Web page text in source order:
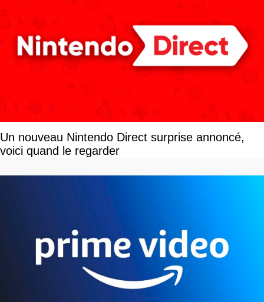
Un nouveau Nintendo Direct surprise annoncé,
voici quand le regarder